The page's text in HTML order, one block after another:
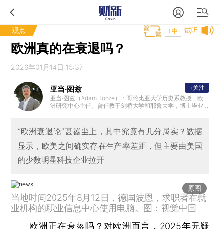
观点 试听
T中
欧洲真的在衰退吗？
2026年01月14日 15:37
亚当·图兹
亚当·图兹（Adam Tooze）：哥伦比亚大学历史系教授、欧
洲研究中心主任。曾任教于剑桥大学和耶鲁大学，博士毕业
第一次世界大战与全球秩序的重建》《毁灭的代价：纳粹经
济的形成与崩溃》《崩盘：全球金融危机如何重塑世界》。2
019年，图兹入选《外交政策》杂志“全球百大思想家”。
+关注
“欧洲衰退论”甚嚣尘上，其中究竟有几分属实？数据
显示，欧美之间确实存在生产率差距，但主要由美国
的少数明星科技企业拉开
原图
当地时间2025年8月12日，德国波恩，求职者在就
业机构的职业信息中心使用电脑。图：视觉中国
欧洲正在衰落吗？对欧洲而言，2025年无疑